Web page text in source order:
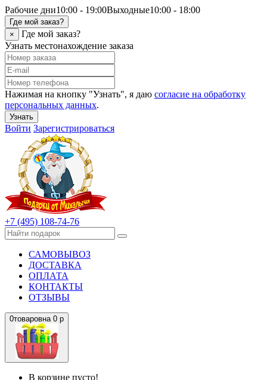
Рабочие дни10:00 - 19:00Выходные10:00 - 18:00
Где мой заказ?
×
Где мой заказ?
Узнать местонахождение заказа
Нажимая на кнопку "Узнать", я даю согласие на обработку
персональных данных.
Узнать
Войти Зарегистрироваться
+7 (495) 108-74-76
САМОВЫВОЗ
ДОСТАВКА
ОПЛАТА
КОНТАКТЫ
ОТЗЫВЫ
0товаровна 0 р
В корзине пусто!